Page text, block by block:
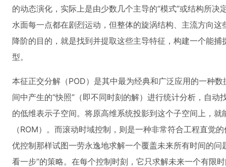
的动态演化，实际上是由少数几个主导的“模式”或结构所
水面每一点都在剧烈运动，但整体的旋涡结构、主流方向
降阶的目的，就是找到并提取这些主导特征，构建一个能捕
型。
本征正交分解（POD）是其中最为经典和广泛应用的一种
间中产生的“快照”（即不同时刻的解）进行统计分析，自
的低维表示子空间。将原高维系统投影到这个子空间上，
（ROM）。而滚动时域控制，则是一种非常符合工程直觉
优控制那样试图一劳永逸地求解一个覆盖未来所有时间的
看一步”的策略。在每个控制时刻，它只求解未来一个有限